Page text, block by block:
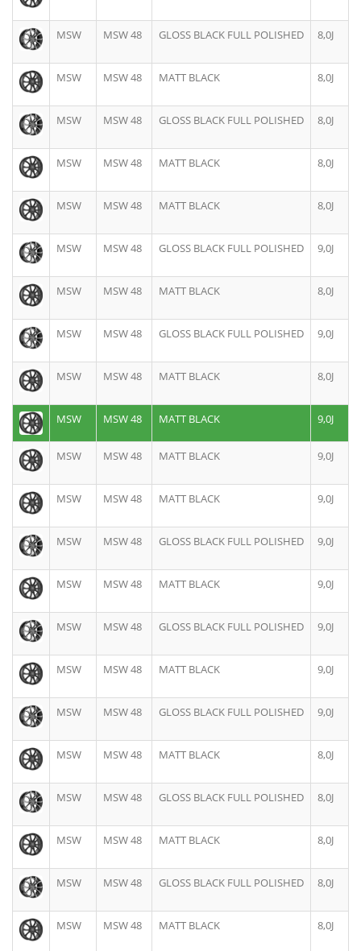
MSW MSW 48 GLOSS BLACK FULL POLISHED 8,0J
MSW MSW 48 MATT BLACK 8,0J
MSW MSW 48 GLOSS BLACK FULL POLISHED 8,0J
MSW MSW 48 MATT BLACK 8,0J
MSW MSW 48 MATT BLACK 8,0J
MSW MSW 48 GLOSS BLACK FULL POLISHED 9,0J
MSW MSW 48 MATT BLACK 8,0J
MSW MSW 48 GLOSS BLACK FULL POLISHED 9,0J
MSW MSW 48 MATT BLACK 8,0J
MSW MSW 48 MATT BLACK 9,0J
MSW MSW 48 MATT BLACK 9,0J
MSW MSW 48 MATT BLACK 9,0J
MSW MSW 48 GLOSS BLACK FULL POLISHED 9,0J
MSW MSW 48 MATT BLACK 9,0J
MSW MSW 48 GLOSS BLACK FULL POLISHED 9,0J
MSW MSW 48 MATT BLACK 9,0J
MSW MSW 48 GLOSS BLACK FULL POLISHED 9,0J
MSW MSW 48 MATT BLACK 8,0J
MSW MSW 48 GLOSS BLACK FULL POLISHED 8,0J
MSW MSW 48 MATT BLACK 8,0J
MSW MSW 48 GLOSS BLACK FULL POLISHED 8,0J
MSW MSW 48 MATT BLACK 8,0J